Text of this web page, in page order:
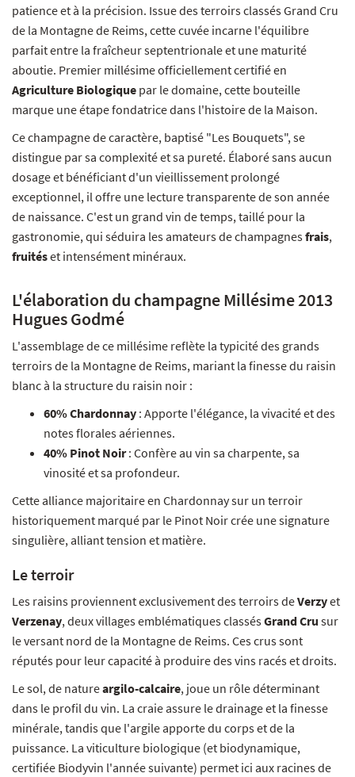
patience et à la précision. Issue des terroirs classés Grand Cru
de la Montagne de Reims, cette cuvée incarne l'équilibre
parfait entre la fraîcheur septentrionale et une maturité
aboutie. Premier millésime officiellement certifié en
Agriculture Biologique par le domaine, cette bouteille
marque une étape fondatrice dans l'histoire de la Maison.
Ce champagne de caractère, baptisé "Les Bouquets", se
distingue par sa complexité et sa pureté. Élaboré sans aucun
dosage et bénéficiant d'un vieillissement prolongé
exceptionnel, il offre une lecture transparente de son année
de naissance. C'est un grand vin de temps, taillé pour la
gastronomie, qui séduira les amateurs de champagnesfrais,
fruitéset intensément minéraux.
L'élaboration du champagne Millésime 2013
Hugues Godmé
L'assemblage de ce millésime reflète la typicité des grands
terroirs de la Montagne de Reims, mariant la finesse du raisin
blanc à la structure du raisin noir :
60% Chardonnay : Apporte l'élégance, la vivacité et des
notes florales aériennes.
40% Pinot Noir: Confère au vin sa charpente, sa
vinosité et sa profondeur.
Cette alliance majoritaire en Chardonnay sur un terroir
historiquement marqué par le Pinot Noir crée une signature
singulière, alliant tension et matière.
Le terroir
Les raisins proviennent exclusivement des terroirs deVerzyet
Verzenay, deux villages emblématiques classésGrand Cru sur
le versant nord de la Montagne de Reims. Ces crus sont
réputés pour leur capacité à produire des vins racés et droits.
Le sol, de natureargilo-calcaire, joue un rôle déterminant
dans le profil du vin. La craie assure le drainage et la finesse
minérale, tandis que l'argile apporte du corps et de la
puissance. La viticulture biologique (et biodynamique,
certifiée Biodyvin l'année suivante) permet ici aux racines de